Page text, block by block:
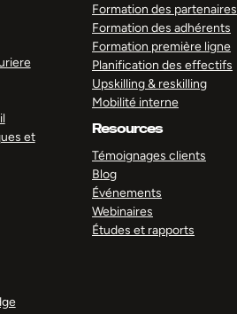
et
Formation des partenaires
Formation des adhérents
Formation première ligne
Planification des effectifs
Upskilling & reskilling
Mobilité interne
Resources
Témoignages clients
Blog
Événements
Webinaires
Études et rapports